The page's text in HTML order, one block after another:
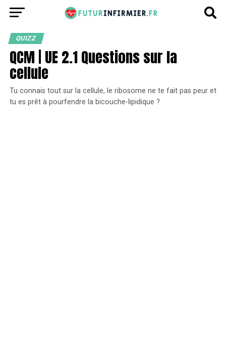
QUIZZ
QCM | UE 2.1 Questions sur la
cellule
Tu connais tout sur la cellule, le ribosome ne te fait pas peur et
tu es prêt à pourfendre la bicouche-lipidique ?